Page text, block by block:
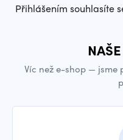
Přihlášením souhlasíte
Víc než e-shop — jsme